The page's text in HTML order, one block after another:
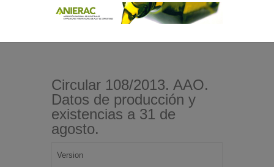
Circular 108/2013. AAO.
Datos de producción y
existencias a 31 de
agosto.
Version